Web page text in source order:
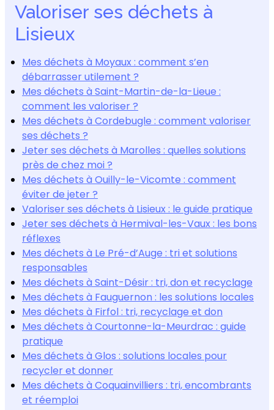
Valoriser ses déchets à
Lisieux
Mes déchets à Moyaux : comment s’en
débarrasser utilement ?
Mes déchets à Saint-Martin-de-la-Lieue :
comment les valoriser ?
Mes déchets à Cordebugle : comment valoriser
ses déchets ?
Jeter ses déchets à Marolles : quelles solutions
près de chez moi ?
Mes déchets à Ouilly-le-Vicomte : comment
éviter de jeter ?
Valoriser ses déchets à Lisieux : le guide pratique
Jeter ses déchets à Hermival-les-Vaux : les bons
réflexes
Mes déchets à Le Pré-d’Auge : tri et solutions
responsables
Mes déchets à Saint-Désir : tri, don et recyclage
Mes déchets à Fauguernon : les solutions locales
Mes déchets à Firfol : tri, recyclage et don
Mes déchets à Courtonne-la-Meurdrac : guide
pratique
Mes déchets à Glos : solutions locales pour
recycler et donner
Mes déchets à Coquainvilliers : tri, encombrants
et réemploi